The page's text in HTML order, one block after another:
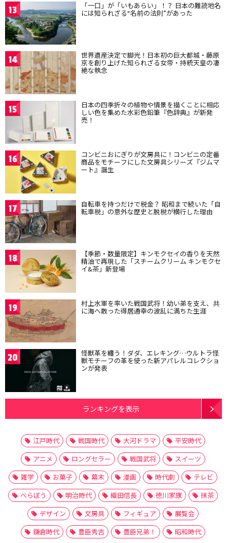
13 「一口」が「いもあらい」！？ 日本の難読地名
には知られざる“名前の法則”があった
14 世界遺産決定で脚光！日本初の巨大都城・藤原
京を創り上げた知られざる女帝・持統天皇の凄
絶な執念
15 日本の四季折々の植物や情景を描くことに相応
しい色を集めた水彩色鉛筆『色辞典』が新発
売！
16 コンビニおにぎりが文房具に！コンビニの定番
商品をモチーフにした文房具シリーズ『ジムマ
ート』誕生
17 自転車を持つだけで税金？ 昭和まで続いた「自
転車税」の意外な歴史と脱税が横行した理由
18 【季節・数量限定】キンモクセイの香りを天然
精油で再現した「スチームクリーム キンモクセ
イ&茶」新登場
19 村上水軍を率いた戦国武将！幼い弟を支え、共
に海へ散った得居通幸の波乱に満ちた生涯
20 怪獣革を纏う！ダダ、エレキング…ウルトラ怪
獣モチーフの革を使った新アパレルコレクショ
ンが発表
ランキングを表示
江戸時代 戦国時代 大河ドラマ
平安時代
アニメ
ロングセラー 戦国武将
スイーツ
雑学
お菓子 幕末 漫画 時代劇
テレビ
べらぼう
明治時代 織田信長 徳川家康
抹茶
デザイン
文房具 フィギュア
展覧会
鎌倉時代
豊臣秀吉 豊臣兄弟！
昭和時代